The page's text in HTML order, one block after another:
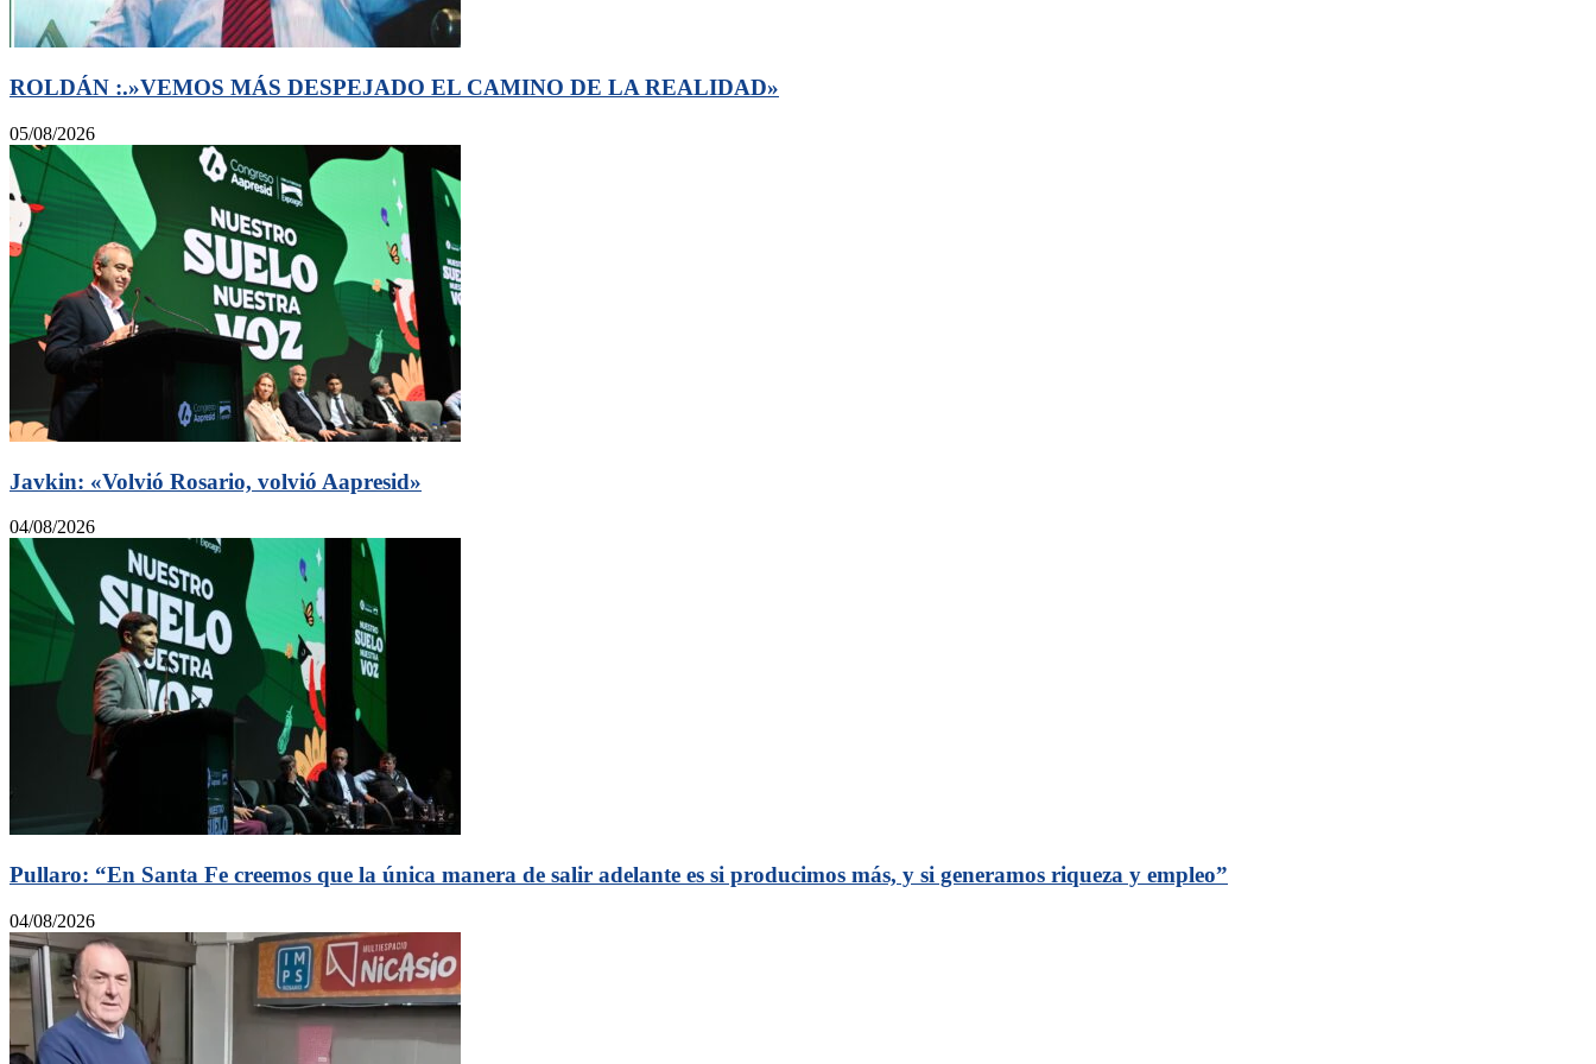
ROLDÁN :.»VEMOS MÁS DESPEJADO EL CAMINO DE LA REALIDAD»
05/08/2026
Javkin: «Volvió Rosario, volvió Aapresid»
04/08/2026
Pullaro: “En Santa Fe creemos que la única manera de salir adelante es si producimos más, y si generamos riqueza y empleo”
04/08/2026